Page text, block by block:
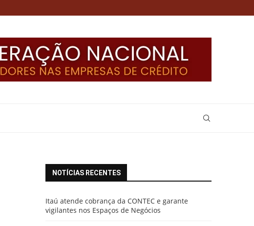
NOTÍCIAS RECENTES
Itaú atende cobrança da CONTEC e garante
vigilantes nos Espaços de Negócios